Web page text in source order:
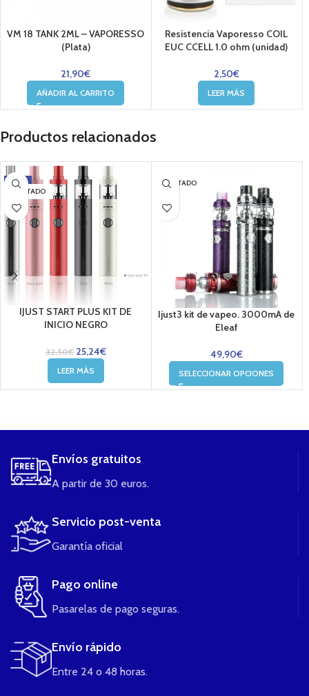
VM 18 TANK 2ML – VAPORESSO
(Plata)
21,90€
AÑADIR AL CARRITO
Resistencia Vaporesso COIL
EUC CCELL 1.0 ohm (unidad)
2,50€
LEER MÁS
Productos relacionados
-22%
AGOTADO
IJUST START PLUS KIT DE
INICIO NEGRO
32,50€ 25,24€
LEER MÁS
AGOTADO
Ijust3 kit de vapeo. 3000mA de
Eleaf
49,90€
SELECCIONAR OPCIONES
Envíos gratuitos
A partir de 30 euros.
Servicio post-venta
Garantía oficial
Pago online
Pasarelas de pago seguras.
Envío rápido
Entre 24 o 48 horas.